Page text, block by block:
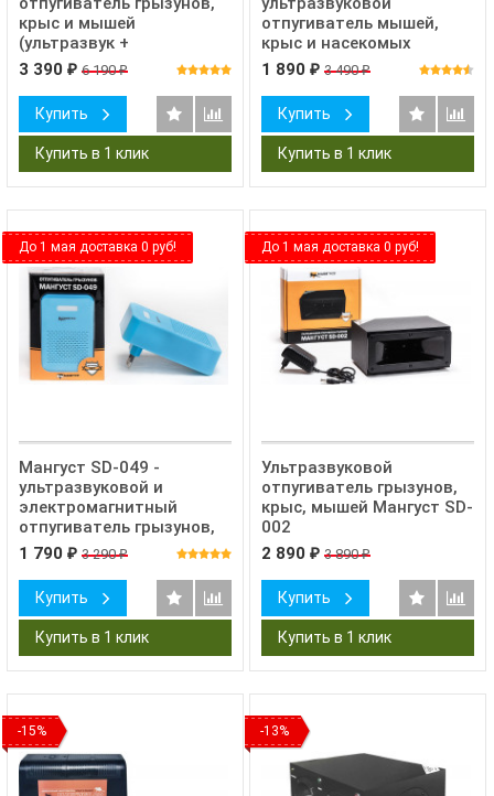
крыс и мышей
(ультразвук +
электромагнитные
3 390 ₽ 6 190₽
Купить
отпугиватель мышей,
крыс и насекомых
Мангуст SD-042
1 890 ₽ 3 490₽
Купить
До 1 мая доставка 0 руб!
Мангуст SD-049 -
ультразвуковой и
электромагнитный
отпугиватель грызунов,
мышей и крыс
1 790 ₽ 3 290₽
Купить
До 1 мая доставка 0 руб!
Ультразвуковой
отпугиватель грызунов,
крыс, мышей Мангуст SD-
002
2 890 ₽ 3 890₽
Купить
-15% -13%